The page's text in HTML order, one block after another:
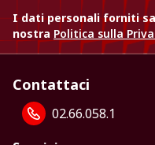
I dati personali forniti
nostra Politica sulla
Contattaci
02.66.058.1